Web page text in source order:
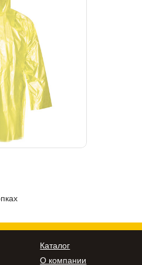
Каталог
О компании